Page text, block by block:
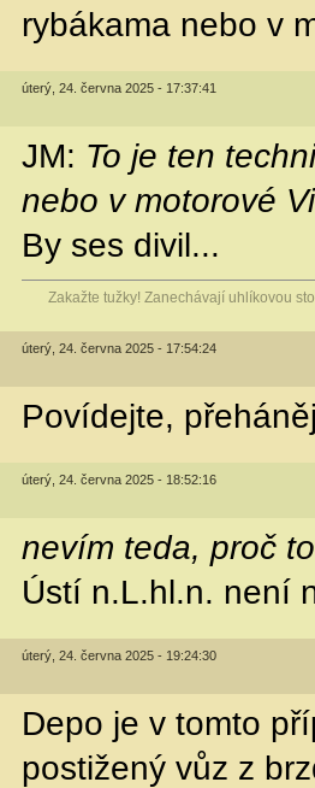
rybákama nebo v
úterý, 24. června 2025 - 17:37:41
JM: To je ten
nebo v motorové
By ses divil...
Zakažte tužky! Zanechávají uhlíkovou
úterý, 24. června 2025 - 17:54:24
Povídejte,
úterý, 24. června 2025 - 18:52:16
nevím teda, proč
Ústí n.L.hl.n. není
úterý, 24. června 2025 - 19:24:30
Depo je v tomto
postižený vůz z